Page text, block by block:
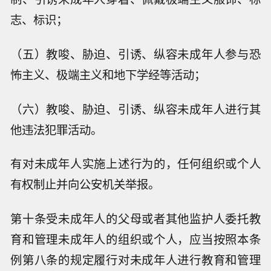
志、标识；
（五）教唆、胁迫、引诱、纵容未成年人参与恐
怖主义、极端主义和地下学经等活动；
（六）教唆、胁迫、引诱、纵容未成年人进行其
他违法犯罪活动。
有对未成年人实施上述行为的，任何组织或个人
有权制止并向公安机关举报。
第十条受未成年人的父母或者其他监护人委托教
育和管理未成年人的组织或个人，应当按照本条
例第八条的规定履行对未成年人进行教育和管理